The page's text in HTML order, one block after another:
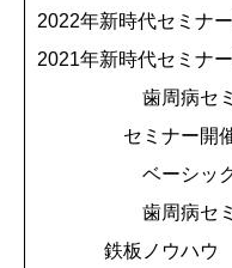
2022年新時代セミナ
2021年新時代セミナ
歯周病セ
セミナー開
ベーシッ
歯周病セ
鉄板ノウハウ